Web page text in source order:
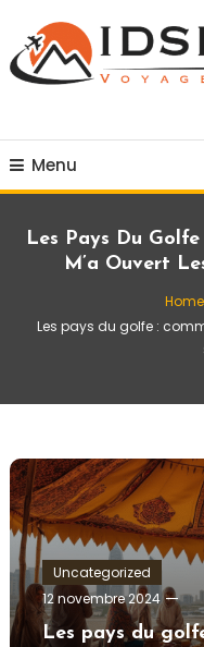
Content
Menu
Les Pays Du
M’a Ouvert
Home
Les pays du golfe :
Uncategorized
12 novembre 2024
Les pays du